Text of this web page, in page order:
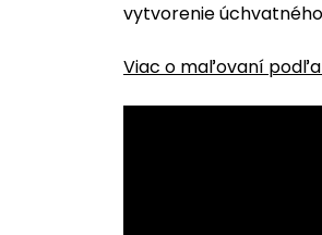
vytvorenie
Viac o maľovaní podľa